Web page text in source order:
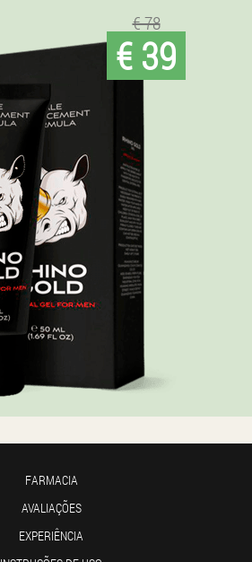
€ 78
€ 39
FARMACIA
AVALIAÇÕES
EXPERIÊNCIA